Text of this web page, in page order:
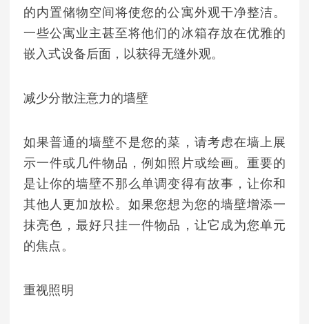
的内置储物空间将使您的公寓外观干净整洁。
一些公寓业主甚至将他们的冰箱存放在优雅的
嵌入式设备后面，以获得无缝外观。
减少分散注意力的墙壁
如果普通的墙壁不是您的菜，请考虑在墙上展
示一件或几件物品，例如照片或绘画。重要的
是让你的墙壁不那么单调变得有故事，让你和
其他人更加放松。如果您想为您的墙壁增添一
抹亮色，最好只挂一件物品，让它成为您单元
的焦点。
重视照明